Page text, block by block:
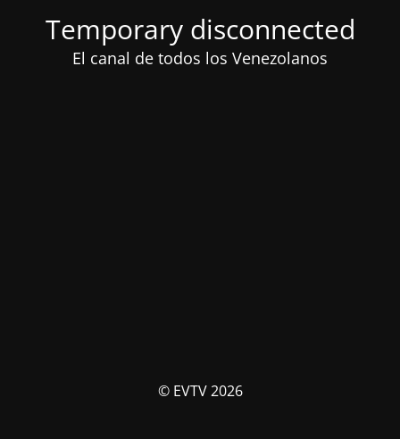
Temporary disconnected
El canal de todos los Venezolanos
© EVTV 2026